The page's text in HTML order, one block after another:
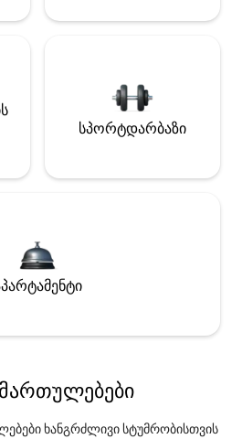
სპორტდარბაზი
ხანგრძლივი სტუმრობისთვის